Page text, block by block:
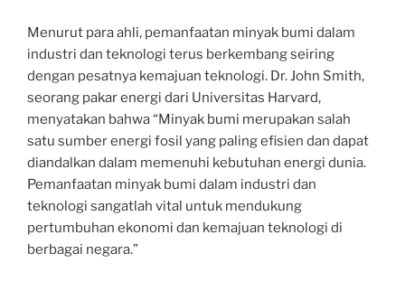
Menurut para ahli, pemanfaatan minyak bumi dalam
industri dan teknologi terus berkembang seiring
dengan pesatnya kemajuan teknologi. Dr. John Smith,
seorang pakar energi dari Universitas Harvard,
menyatakan bahwa “Minyak bumi merupakan salah
satu sumber energi fosil yang paling efisien dan dapat
diandalkan dalam memenuhi kebutuhan energi dunia.
Pemanfaatan minyak bumi dalam industri dan
teknologi sangatlah vital untuk mendukung
pertumbuhan ekonomi dan kemajuan teknologi di
berbagai negara.”